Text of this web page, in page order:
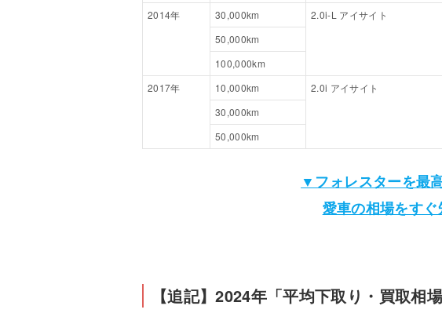
2014年
30,000km 2.0i-L アイサイト
50,000km
100,000km
2017年
10,000km 2.0i アイサイト
30,000km
50,000km
▼フォレスターを最
愛車の相場をす
【追記】2024年「平均下取り・買取相場